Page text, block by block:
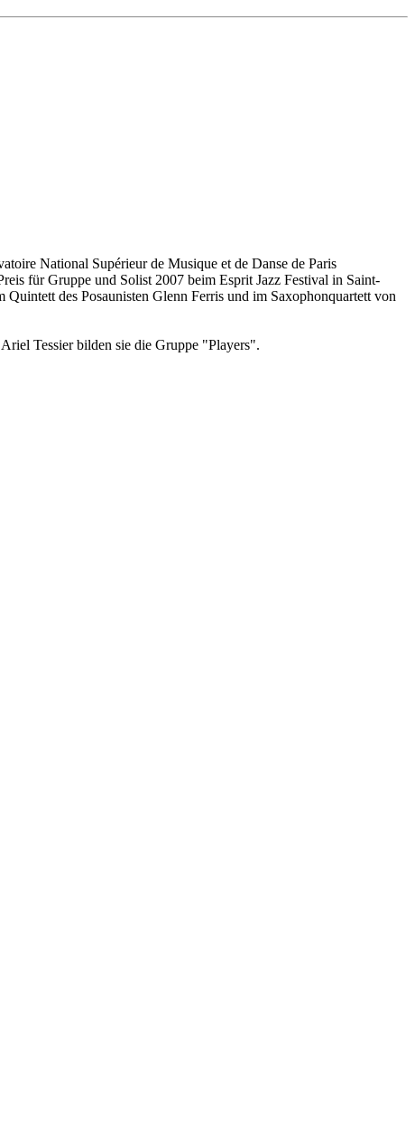
National Supérieur de Musique et de Danse de Paris
für Gruppe und Solist 2007 beim Esprit Jazz Festival in Saint-
des Posaunisten Glenn Ferris und im Saxophonquartett von
Tessier bilden sie die Gruppe "Players".